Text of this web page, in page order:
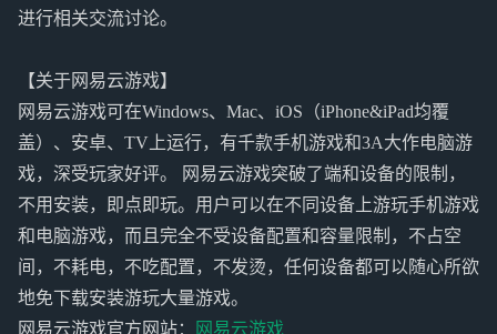
进行相关交流讨论。
【关于网易云游戏】
网易云游戏可在Windows、Mac、iOS（iPhone&iPad均覆
盖）、安卓、TV上运行，有千款手机游戏和3A大作电脑游
戏，深受玩家好评。 网易云游戏突破了端和设备的限制，
不用安装，即点即玩。用户可以在不同设备上游玩手机游戏
和电脑游戏，而且完全不受设备配置和容量限制，不占空
间，不耗电，不吃配置，不发烫，任何设备都可以随心所欲
地免下载安装游玩大量游戏。
网易云游戏官方网站：
网易云游戏